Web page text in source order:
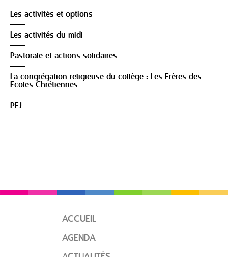
Les activités et options
Les activités du midi
Pastorale et actions solidaires
La congrégation religieuse du collège : Les Frères des
Ecoles Chrétiennes
PEJ
ACCUEIL
AGENDA